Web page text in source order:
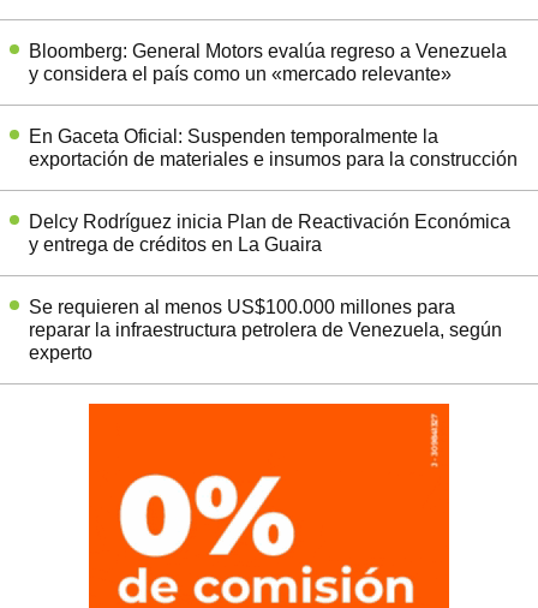
Bloomberg: General Motors evalúa regreso a Venezuela
y considera el país como un «mercado relevante»
En Gaceta Oficial: Suspenden temporalmente la
exportación de materiales e insumos para la construcción
Delcy Rodríguez inicia Plan de Reactivación Económica
y entrega de créditos en La Guaira
Se requieren al menos US$100.000 millones para
reparar la infraestructura petrolera de Venezuela, según
experto